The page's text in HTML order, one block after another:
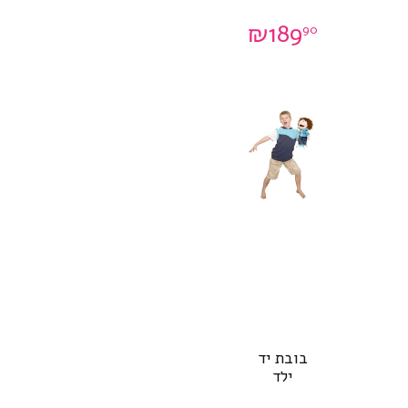
₪18990
בובת יד
ילד